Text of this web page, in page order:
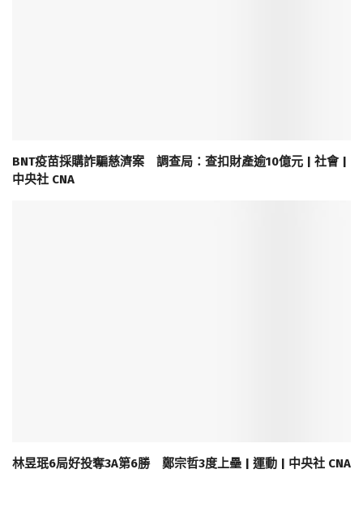
BNT疫苗採購詐騙慈濟案 調查局：查扣財產逾10億元 | 社會 |
中央社 CNA
林昱珉6局好投奪3A第6勝 鄭宗哲3度上壘 | 運動 | 中央社 CNA